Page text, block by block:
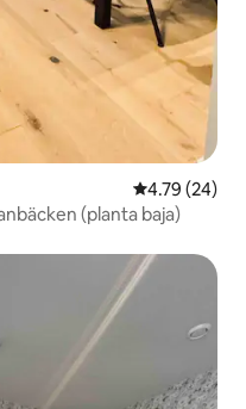
Calificación
4.79 (24)
(planta baja)